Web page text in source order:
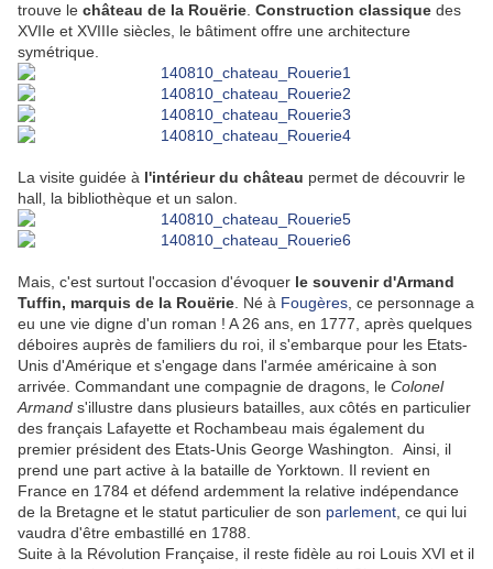
trouve le château de la Rouërie Construction classique des
XVIIe et XVIIIe siècles, le bâtiment offre une architecture
symétrique.
La visite guidée à l'intérieur du château permet de découvrir le
hall, la bibliothèque et un salon.
Mais, c'est surtout l'occasion d'évoquer le souvenir d'Armand
Tuffin, marquis de la Rouërie . Né à Fougères , ce personnage a
eu une vie digne d'un roman ! A 26 ans, en 1777, après quelques
déboires auprès de familiers du roi, il s'embarque pour les Etats-
Unis d'Amérique et s'engage dans l'armée américaine à son
arrivée. Commandant une compagnie de dragons, le Colonel
Armand s'illustre dans plusieurs batailles, aux côtés en particulier
des français Lafayette et Rochambeau mais également du
premier président des Etats-Unis George Washington. Ainsi, il
prend une part active à la bataille de Yorktown. Il revient en
France en 1784 et défend ardemment la relative indépendance
de la Bretagne et le statut particulier de son parlement , ce qui lui
vaudra d'être embastillé en 1788.
Suite à la Révolution Française, il reste fidèle au roi Louis XVI et il